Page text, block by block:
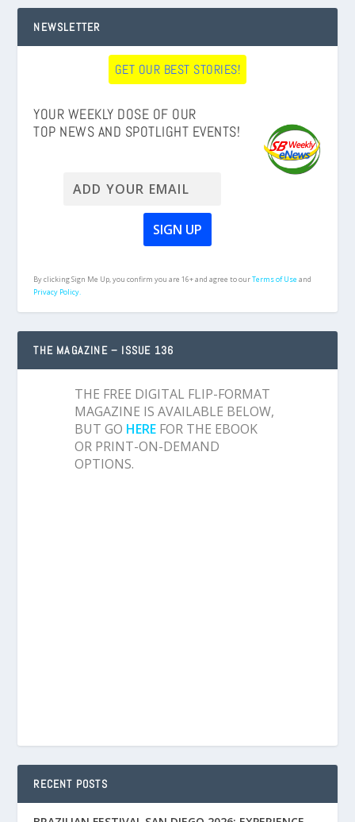
NEWSLETTER
GET OUR BEST STORIES!
YOUR WEEKLY DOSE OF OUR
TOP NEWS AND SPOTLIGHT EVENTS!
By clicking Sign Me Up, you confirm you are 16+ and agree to ourTerms of Useand
Privacy Policy.
THE MAGAZINE – ISSUE 136
THE FREE DIGITAL FLIP-FORMAT
MAGAZINE IS AVAILABLE BELOW,
BUT GO HERE FOR THE EBOOK
OR PRINT-ON-DEMAND
OPTIONS.
RECENT POSTS